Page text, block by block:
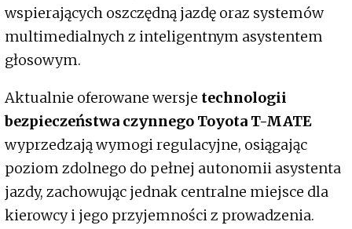
wspierających oszczędną jazdę oraz systemów
multimedialnych z inteligentnym asystentem
głosowym.
Aktualnie oferowane wersje technologii
bezpieczeństwa czynnego Toyota T-MATE
wyprzedzają wymogi regulacyjne, osiągając
poziom zdolnego do pełnej autonomii asystenta
jazdy, zachowując jednak centralne miejsce dla
kierowcy i jego przyjemności z prowadzenia.